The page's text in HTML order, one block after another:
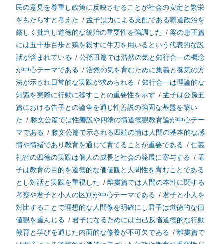
民の意見を尊重し政策に反映させることが社会の安定と繁栄
をもたらすと考えた / 孟子は力による支配である覇道政治を
厳しく批判し道徳的な統治の重要性を強調した / 梁の恵王篇
には五十歩百歩と鶏を殺すに牛刀を用いるという代表的な説
話が含まれている / 公孫丑篇では浩然の気と知行合一の概念
が中心テーマである / 浩然の気を育むために集義と養気の方
法が示され日常的な実践が求められる / 知行合一は理論的な
知識を実際に行動に移すことの重要性を示す / 孟子は公孫丑
篇における告子との論争を通じ性善説の強固な基盤を築い
た / 滕文公篇では性善説や四端の情道徳観教育論が中心テー
マである / 滕文公篇で示される四端の情は人間の基本的な感
情や情緒であり教育を通じて育てることが重要である / 仁義
礼智の四徳の実践は個人の成長と社会の発展に寄与する / 孟
子は教育の目的を道徳的な価値観と人間性を育むことである
とし対話と実践を重視した / 離婁篇では人間の本性に関する
考察や君子と小人の区別が中心テーマである / 君子と小人を
対比することで理想的な人間像を明確にし君子は道徳的な価
値観を重んじる / 君子になるためには自己反省道徳的な行動
教育と学びを通じた内面的な修養が不可欠である / 離婁篇で